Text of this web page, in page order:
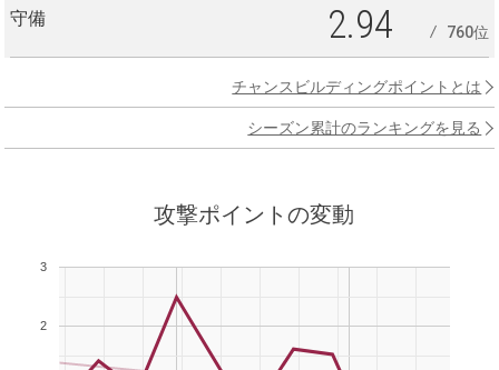
守備 2.94 760位
チャンスビルディングポイントとは
シーズン累計のランキングを見る
攻撃ポイントの変動
2
3